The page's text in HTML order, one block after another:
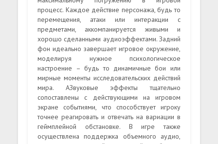
процесс. Каждое действие персонажа, будь то
перемещения, атаки или интеракции с
предметами, аккомпанируется живыми и
хорошо сделанными аудиоэффектами. Задний
фон идеально завершает игровое окружение,
моделируя нужное психологическое
настроение – будь то динамичные бои или
мирные моменты исследовательских действий
мира. АЗвуковые эффекты тщательно
сопоставлены с действующими на игровом
экране событиями, что способствует игроку
точнее реагировать и отвечать на вариации в
геймплейной обстановке. В игре также
осуществлена поддержка объемного аудио,